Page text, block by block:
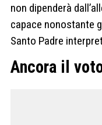
non dipenderà
capace nonostante
Santo Padre
Ancora il